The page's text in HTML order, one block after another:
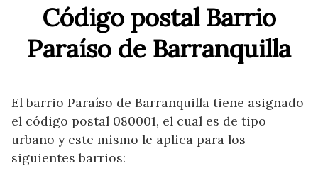
Código postal Barrio
Paraíso de Barranquilla
El barrio Paraíso de Barranquilla tiene asignado
el código postal 080001, el cual es de tipo
urbano y este mismo le aplica para los
siguientes barrios: